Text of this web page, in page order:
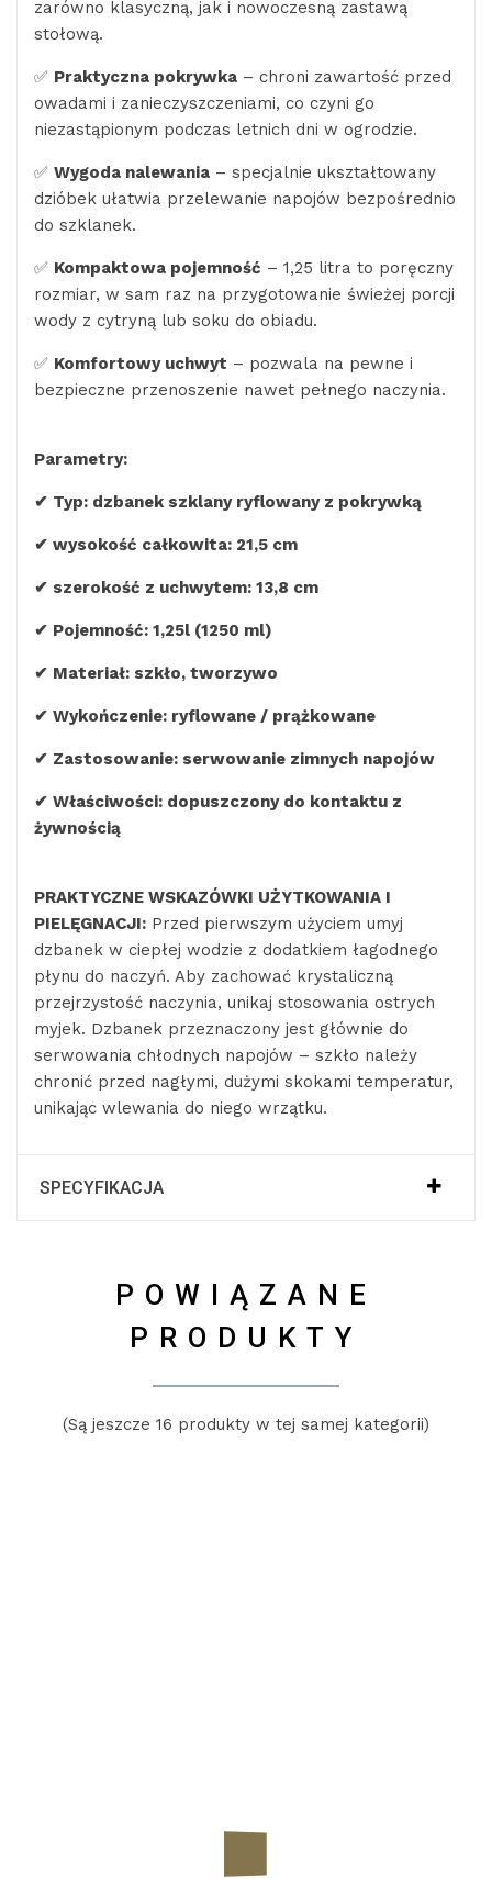
zarówno klasyczną, jak i nowoczesną zastawą
stołową.
✅ Praktyczna pokrywka – chroni zawartość przed
owadami i zanieczyszczeniami, co czyni go
niezastąpionym podczas letnich dni w ogrodzie.
✅ Wygoda nalewania – specjalnie ukształtowany
dzióbek ułatwia przelewanie napojów bezpośrednio
do szklanek.
✅ Kompaktowa pojemność – 1,25 litra to poręczny
rozmiar, w sam raz na przygotowanie świeżej porcji
wody z cytryną lub soku do obiadu.
✅ Komfortowy uchwyt – pozwala na pewne i
bezpieczne przenoszenie nawet pełnego naczynia.
Parametry:
✔ Typ: dzbanek szklany ryflowany z pokrywką
✔ wysokość całkowita: 21,5 cm
✔ szerokość z uchwytem: 13,8 cm
✔ Pojemność: 1,25l (1250 ml)
✔ Materiał: szkło, tworzywo
✔ Wykończenie: ryflowane / prążkowane
✔ Zastosowanie: serwowanie zimnych napojów
✔ Właściwości: dopuszczony do kontaktu z
żywnością
PRAKTYCZNE WSKAZÓWKI UŻYTKOWANIA I
PIELĘGNACJI: Przed pierwszym użyciem umyj
dzbanek w ciepłej wodzie z dodatkiem łagodnego
płynu do naczyń. Aby zachować krystaliczną
przejrzystość naczynia, unikaj stosowania ostrych
myjek. Dzbanek przeznaczony jest głównie do
serwowania chłodnych napojów – szkło należy
chronić przed nagłymi, dużymi skokami temperatur,
unikając wlewania do niego wrzątku.
SPECYFIKACJA
POWIĄZANE
PRODUKTY
(Są jeszcze 16 produkty w tej samej kategorii)